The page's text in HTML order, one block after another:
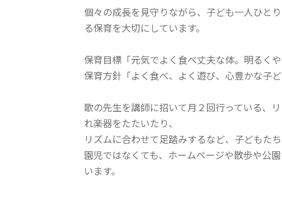
個々の成長を見守りながら、子ども一人ひと
る保育を大切にしています。
保育目標「元気でよく食べ丈夫な体。明るく
保育方針「よく食べ、よく遊び、心豊かな子ど
歌の先生を講師に招いて月２回行っている、
れ楽器をたたいたり、
リズムに合わせて足踏みするなど、子どもた
園児ではなくても、ホームページや散歩や公
います。